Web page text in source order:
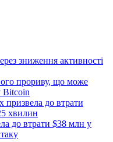
зниження активності
прориву, що може
Bitcoin
призвела до втрати
хвилин
до втрати $38 млн у